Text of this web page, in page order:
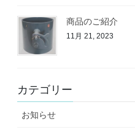
商品のご紹介
11月 21, 2023
カテゴリー
お知らせ